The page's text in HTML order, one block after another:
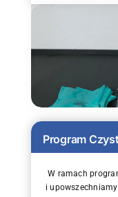
Program
W ramach
i